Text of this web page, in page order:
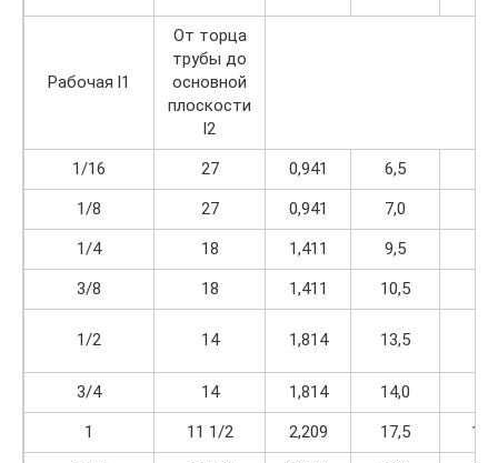
Рабочая l1
От торца
трубы до
основной
плоскости
l2
1/16
27 0,941 6,5
1/8
27 0,941 7,0
1/4
18 1,411 9,5
3/8
18 1,411 10,5
1/2 14 1,814 13,5
3/4 14 1,814 14,0
1
11 1/2 2,209 17,5